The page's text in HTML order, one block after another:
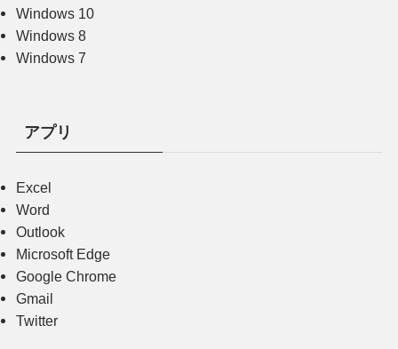
Windows 10
Windows 8
Windows 7
アプリ
Excel
Word
Outlook
Microsoft Edge
Google Chrome
Gmail
Twitter